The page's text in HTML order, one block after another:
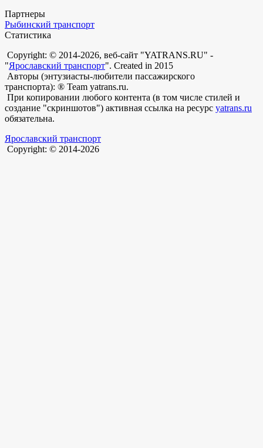
Партнеры
Рыбинский транспорт
Статистика
Copyright: © 2014-2026, веб-сайт "YATRANS.RU" -
"Ярославский транспорт". Created in 2015
Авторы (энтузиасты-любители пассажирского
транспорта): ® Team yatrans.ru.
При копировании любого контента (в том числе стилей и
создание "скриншотов") активная ссылка на ресурс yatrans.ru
обязательна.
Ярославский транспорт
Copyright: © 2014-2026